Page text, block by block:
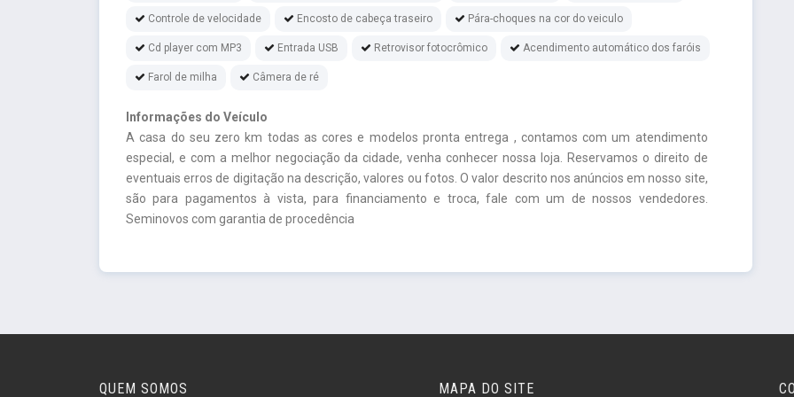
Controle de velocidade Encosto de cabeça traseiro Pára-choques na cor do veiculo
Cd player com MP3 Entrada USB Retrovisor fotocrômico Acendimento automático dos faróis
Farol de milha Câmera de ré
Informações do Veículo
A casa do seu zero km todas as cores e modelos pronta entrega , contamos com um atendimento
especial, e com a melhor negociação da cidade, venha conhecer nossa loja. Reservamos o direito de
eventuais erros de digitação na descrição, valores ou fotos. O valor descrito nos anúncios em nosso site,
são para pagamentos à vista, para financiamento e troca, fale com um de nossos vendedores.
Seminovos com garantia de procedência
QUEM SOMOS MAPA DO SITE